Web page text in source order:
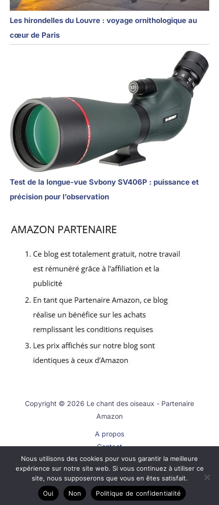
Les hirondelles du Louvre : voyage ornithologique au
cœur de Paris
Test de la longue-vue Svbony SV406P : puissance et
précision pour l’observation
Copyright © 2026 Le chant des oiseaux - Partenaire
Amazon
A propos
Contact
Plan du site
Mentions légales
Politique de confidentialité
Nous utilisons des cookies pour vous garantir la meilleure
expérience sur notre site web. Si vous continuez à utiliser ce
site, nous supposerons que vous en êtes satisfait.
Oui
Non Politique de confidentialité